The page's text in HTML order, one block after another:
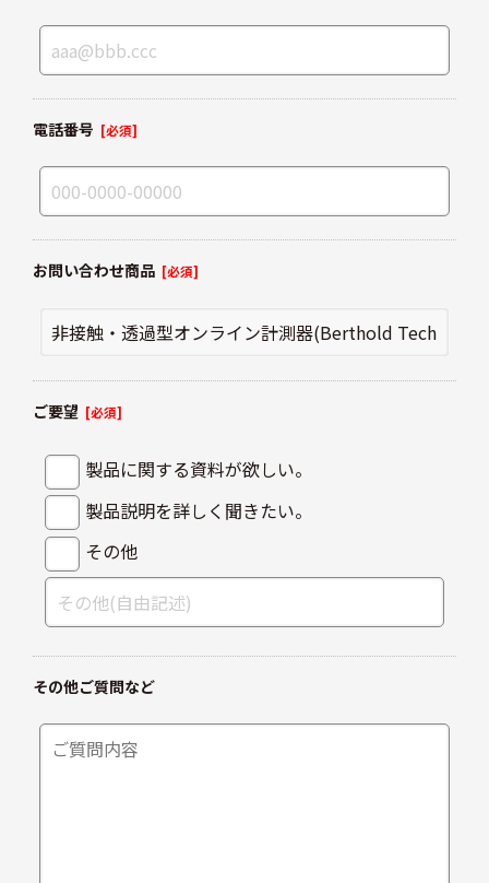
電話番号 [必須]
お問い合わせ商品 [必須]
ご要望 [必須]
製品に関する資料が欲しい。
製品説明を詳しく聞きたい。
その他
その他ご質問など